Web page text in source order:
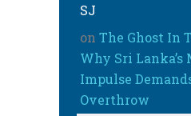
SJ
on The Ghost In
Why Sri
Impulse
Overthrow